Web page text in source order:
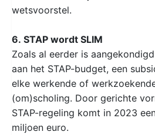
wetsvoorstel.
6. STAP wordt SLIM
Zoals al eerder is
aan het STAP-budget, een
elke werkende of
(om)scholing. Door gerichte
STAP-regeling komt in 2023
miljoen euro.